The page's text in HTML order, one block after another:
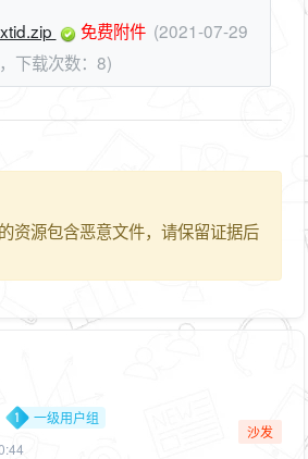
免费附件 (2021-07-29
下载次数：8)
资源包含恶意文件，请保留证据后
一级用户组
沙发